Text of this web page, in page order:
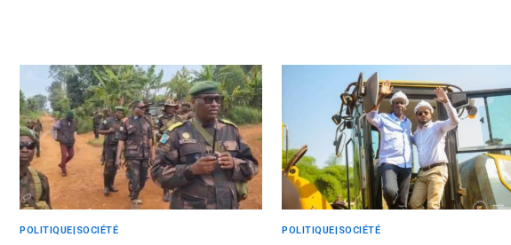
POLITIQUE|SOCIÉTÉ POLITIQUE|SOCIÉTÉ